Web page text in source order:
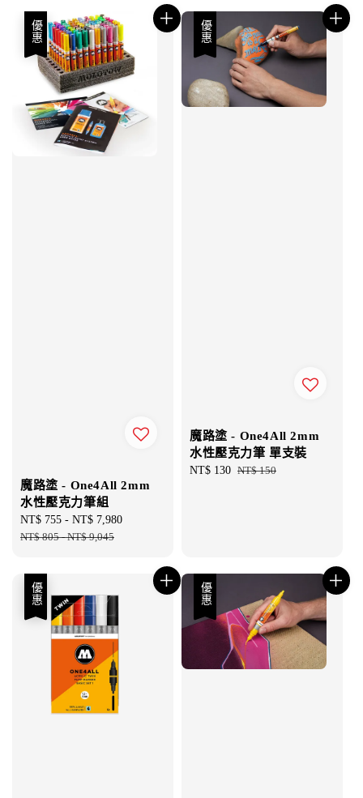
優惠
魔路塗 - One4All 2mm
水性壓克力筆組
Sale
price
NT$ 755 - NT$ 7,980
NT$ 805-NT$ 9,045
優惠
魔路塗 - One4All 2mm
水性壓克力筆 單支裝
Sale
NT$ 130 Regular
NT$ 150
優惠 優惠